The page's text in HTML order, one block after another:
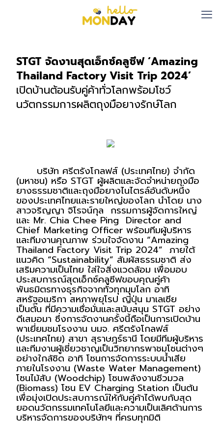
STGT จัดงานสุดเอ็กซ์คลูซีฟ ‘Amazing
Thailand Factory Visit Trip 2024’
เปิดบ้านต้อนรับคู่ค้าทั่วโลกพร้อมโชว์
นวัตกรรมการผลิตถุงมือยางรักษ์โลก
(มหาชน) หรือ STGT ผู้ผลิตและจัดจำหน่ายถุงมือ
ยางธรรมชาติและถุงมือยางไนไตรล์อันดับหนึ่ง
ของประเทศไทยและรายใหญ่ของโลก นำโดย นาง
สาวจริญญา จิโรจน์กุล  กรรมการผู้จัดการใหญ่
และ Mr. Chia Chee Ping  Director and
Chief Marketing Officer พร้อมทีมผู้บริหาร
และทีมงานคุณภาพ ร่วมใจจัดงาน “Amazing
Thailand Factory Visit Trip 2024”  ภายใต้
แนวคิด “Sustainability” สัมผัสธรรมชาติ ส่ง
เสริมความเป็นไทย ใส่ใจสิ่งแวดล้อม เพื่อมอบ
ประสบการณ์สุดเอ็กซ์คลูซีฟขอบคุณคู่ค้า
พันธมิตรทางธุรกิจจากทั่วทุกมุมโลก อาทิ
สหรัฐอเมริกา สหภาพยุโรป ญี่ปุ่น มาเลเซีย
เป็นต้น ที่มีความเชื่อมั่นและสนับสนุน STGT อย่าง
ดีเสมอมา ซึ่งการจัดงานครั้งนี้ถือเป็นการเปิดบ้าน
พาเยี่ยมชมโรงงาน บมจ. ศรีตรังโกลฟส์
(ประเทศไทย) สาขา สุราษฎร์ธานี โดยมีทีมผู้บริหาร
และทีมงานผู้เชี่ยวชาญเป็นวิทยากรพาชมโซนต่างๆ
อย่างใกล้ชิด อาทิ โซนการจัดการระบบน้ำเสีย
ภายในโรงงาน (Waste Water Management)
โซนไม้สับ (Woodchip) โซนพลังงานชีวมวล
(Biomass) โซน EV Charging Station เป็นต้น
เพื่อมุ่งเปิดประสบการณ์ให้กับคู่ค้าได้พบกับสุด
ยอดนวัตกรรมเทคโนโลยีและความเป็นเลิศด้านการ
บริหารจัดการของบริษัทฯ ที่ครบทุกมิติ